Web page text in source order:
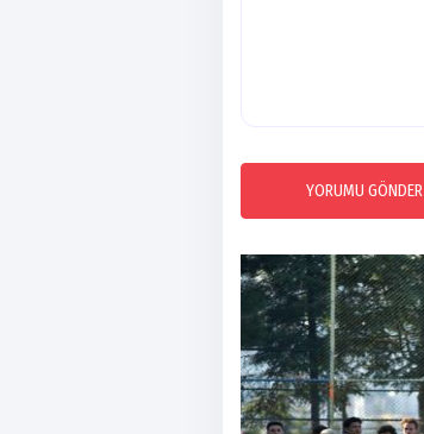
YORUMU GÖNDER